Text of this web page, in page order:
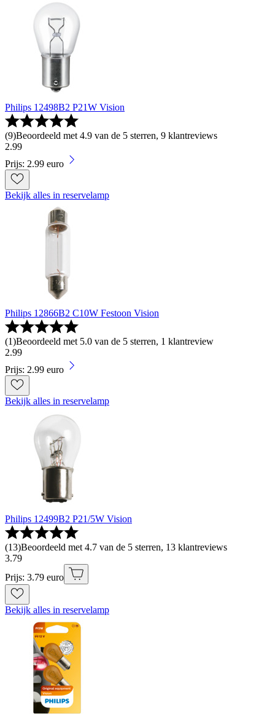
Philips 12498B2 P21W Vision
(9)Beoordeeld met 4.9 van de 5 sterren, 9 klantreviews
2.99
Prijs: 2.99 euro
Bekijk alles in reservelamp
Philips 12866B2 C10W Festoon Vision
(1)Beoordeeld met 5.0 van de 5 sterren, 1 klantreview
2.99
Prijs: 2.99 euro
Bekijk alles in reservelamp
Philips 12499B2 P21/5W Vision
(13)Beoordeeld met 4.7 van de 5 sterren, 13 klantreviews
3.79
Prijs: 3.79 euro
Bekijk alles in reservelamp